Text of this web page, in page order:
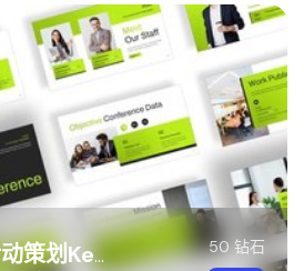
动画会议企业活动策划Keynote模板
50 钻石